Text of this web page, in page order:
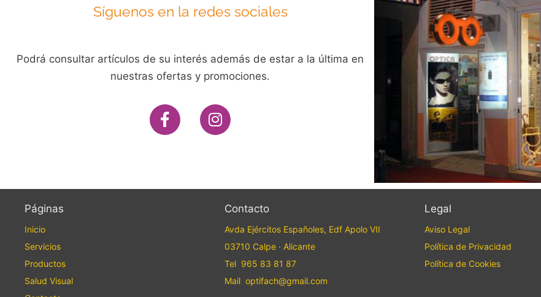
Síguenos en la redes sociales
Podrá consultar artículos de su interés además de estar a la última en
nuestras ofertas y promociones.
Páginas
Inicio
Servicios
Productos
Salud Visual
Contacto
Avda Ejércitos Españoles, Edf Apolo VII
03710 Calpe · Alicante
Tel 965 83 81 87
Mail optifach@gmail.com
Legal
Aviso Legal
Política de Privacidad
Política de Cookies